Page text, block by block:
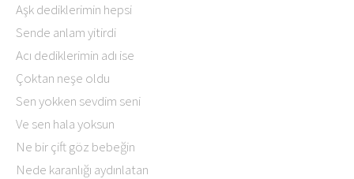
Aşk dediklerimin hepsi
Sende anlam yitirdi
Acı dediklerimin adı ise
Çoktan neşe oldu
Sen yokken sevdim seni
Ve sen hala yoksun
Ne bir çift göz bebeğin
Nede karanlığı aydınlatan